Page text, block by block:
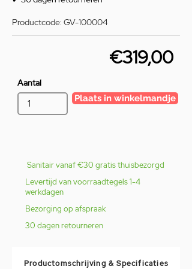
Productcode: GV-100004
€319,00
Aantal
Plaats in winkelmandje
Sanitair vanaf €30 gratis thuisbezorgd
Levertijd van voorraadtegels 1-4
werkdagen
Bezorging op afspraak
30 dagen retourneren
Productomschrijving & Specificaties